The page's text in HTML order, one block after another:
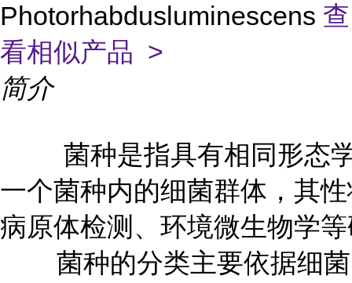
Photorhabdusluminescens 查
看相似产品 >
简介
菌种是指具有相同形态学
一个菌种内的细菌群体，其
病原体检测、环境微生物学
菌种的分类主要依据细菌